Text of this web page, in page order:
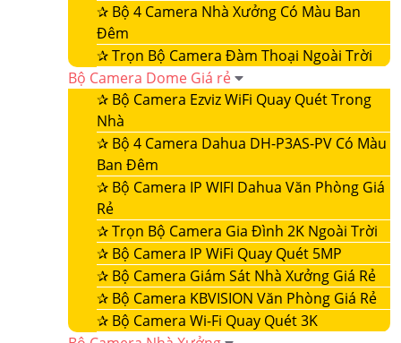
✰ Bộ 4 Camera Nhà Xưởng Có Màu Ban
Đêm
✰Trọn Bộ Camera Đàm Thoại Ngoài Trời
Bộ Camera Dome Giá rẻ
✰ Bộ Camera Ezviz WiFi Quay Quét Trong
Nhà
✰ Bộ 4 Camera Dahua DH-P3AS-PV Có Màu
Ban Đêm
✰ Bộ Camera IP WIFI Dahua Văn Phòng Giá
Rẻ
✰Trọn Bộ Camera Gia Đình 2K Ngoài Trời
✰ Bộ Camera IP WiFi Quay Quét 5MP
✰ Bộ Camera Giám Sát Nhà Xưởng Giá Rẻ
✰ Bộ Camera KBVISION Văn Phòng Giá Rẻ
✰ Bộ Camera Wi-Fi Quay Quét 3K